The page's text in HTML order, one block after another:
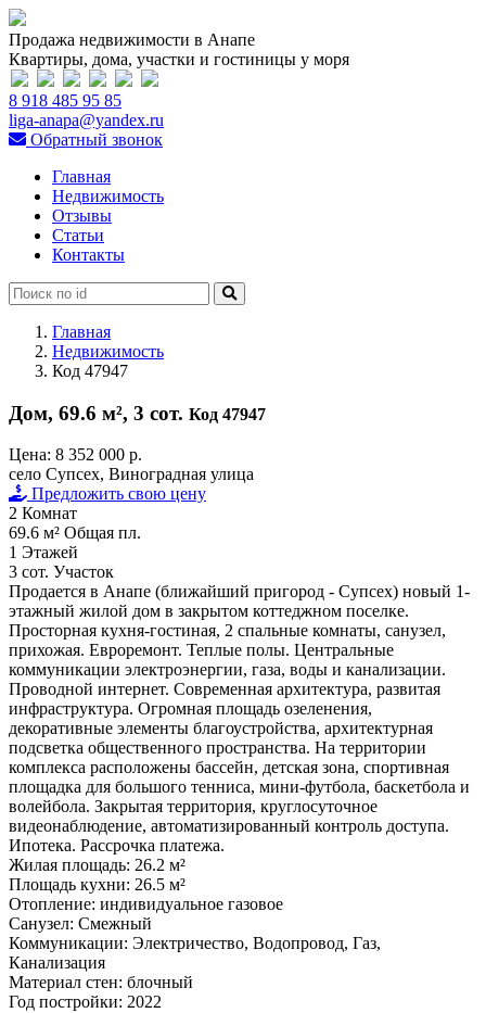
Продажа недвижимости в Анапе
Квартиры, дома, участки и гостиницы у моря
8 918 485 95 85
liga-anapa@yandex.ru
Обратный звонок
Главная
Недвижимость
Отзывы
Статьи
Контакты
Главная
Недвижимость
Код 47947
Дом, 69.6 м², 3 сот. Код 47947
Цена: 8 352 000 р.
село Супсех, Виноградная улица
Предложить свою цену
2 Комнат
69.6 м² Общая пл.
1 Этажей
3 сот. Участок
Продается в Анапе (ближайший пригород - Супсех) новый 1-
этажный жилой дом в закрытом коттеджном поселке.
Просторная кухня-гостиная, 2 спальные комнаты, санузел,
прихожая. Евроремонт. Теплые полы. Центральные
коммуникации электроэнергии, газа, воды и канализации.
Проводной интернет. Современная архитектура, развитая
инфраструктура. Огромная площадь озеленения,
декоративные элементы благоустройства, архитектурная
подсветка общественного пространства. На территории
комплекса расположены бассейн, детская зона, спортивная
площадка для большого тенниса, мини-футбола, баскетбола и
волейбола. Закрытая территория, круглосуточное
видеонаблюдение, автоматизированный контроль доступа.
Ипотека. Рассрочка платежа.
Жилая площадь: 26.2 м²
Площадь кухни: 26.5 м²
Отопление: индивидуальное газовое
Санузел: Смежный
Коммуникации: Электричество, Водопровод, Газ,
Канализация
Материал стен: блочный
Год постройки: 2022